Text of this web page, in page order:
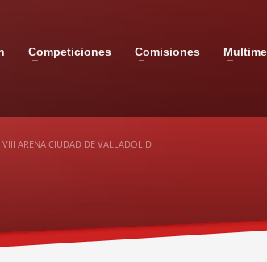
Competiciones Comisiones
VIII ARENA CIUDAD DE VALLADOLID